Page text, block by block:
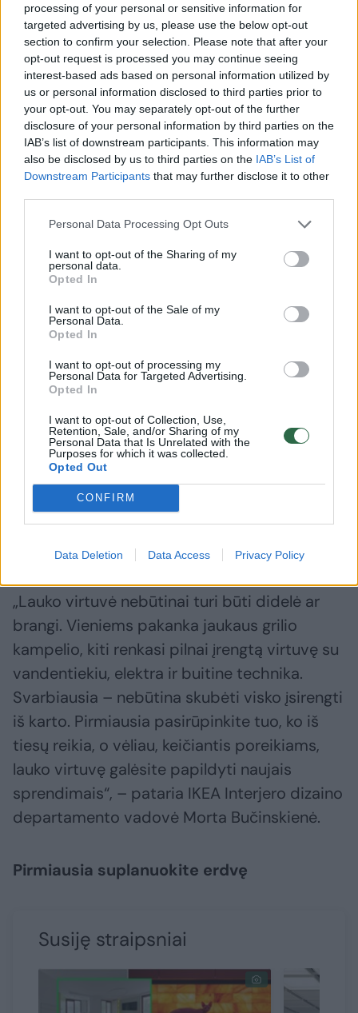
processing of your personal or sensitive information for
targeted advertising by us, please use the below opt-out
section to confirm your selection. Please note that after your
opt-out request is processed you may continue seeing
interest-based ads based on personal information utilized by
us or personal information disclosed to third parties prior to
your opt-out. You may separately opt-out of the further
disclosure of your personal information by third parties on the
IAB’s list of downstream participants. This information may
also be disclosed by us to third parties on the IAB’s List of
Downstream Participants that may further disclose it to other
Personal Data Processing Opt Outs
I want to opt-out of the Sharing of my
personal data.
Opted In
I want to opt-out of the Sale of my
Personal Data.
Opted In
I want to opt-out of processing my
Personal Data for Targeted Advertising.
Opted In
I want to opt-out of Collection, Use,
Retention, Sale, and/or Sharing of my
Personal Data that Is Unrelated with the
Purposes for which it was collected.
Opted Out
CONFIRM
Data Deletion Data Access Privacy Policy
Lauko virtuvė vis dažniau tampa natūralia
namų tąsa – joje ne tik gaminama ir
valgoma, bet ir leidžiamas laikas su
artimaisiais. Tokiai erdvei sukurti
nebūtinos didelės investicijos ar sudėtingi
remonto darbai.
pasirinkus praktiškus sprendimus, lauko
virtuvę galima įsirengti tiek erdviame kieme,
tik mažesnėje terasoje. Interjero dizainerė
pataria, nuo ko pradėti ją planuoti ir į ką
atkreipti dėmesį, kad gaminti lauke būtų
patogu net ir nedidėlėje erdvėje.
„Lauko virtuvė nebūtinai turi būti didelė ar
brangi. Vieniems pakanka jaukaus grilio
kampelio, kiti renkasi pilnai įrengtą virtuvę su
vandentiekiu, elektra ir buitine technika.
Svarbiausia – nebūtina skubėti visko įsirengti
iš karto. Pirmiausia pasirūpinkite tuo, ko iš
tiesų reikia, o vėliau, keičiantis poreikiams,
lauko virtuvę galėsite papildyti naujais
sprendimais“, – pataria IKEA Interjero dizaino
departamento vadovė Morta Bučinskienė.
Pirmiausia suplanuokite erdvę
Susiję straipsniai